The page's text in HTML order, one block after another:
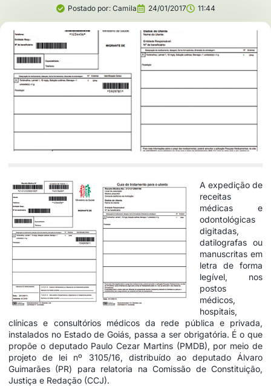
Postado por:Camila 24/01/2017 11:44
A expedição de
receitas
médicas e
odontológicas
digitadas,
datilografas ou
manuscritas em
letra de forma
legível, nos
postos
médicos,
hospitais,
clínicas e consultórios médicos da rede pública e privada,
instalados no Estado de Goiás, passa a ser obrigatória. É o que
propõe o deputado Paulo Cezar Martins (PMDB), por meio de
projeto de lei nº 3105/16, distribuído ao deputado Álvaro
Guimarães (PR) para relatoria na Comissão de Constituição,
Justiça e Redação (CCJ).